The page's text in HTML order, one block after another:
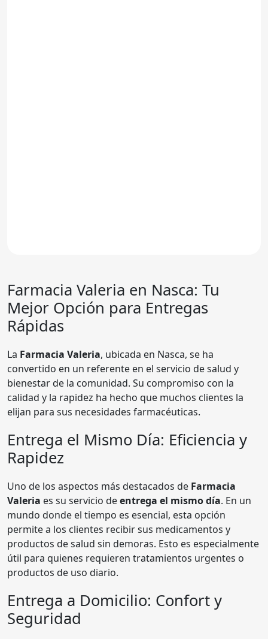
Farmacia Valeria en Nasca: Tu
Mejor Opción para Entregas
Rápidas
La Farmacia Valeria, ubicada en Nasca, se ha
convertido en un referente en el servicio de salud y
bienestar de la comunidad. Su compromiso con la
calidad y la rapidez ha hecho que muchos clientes la
elijan para sus necesidades farmacéuticas.
Entrega el Mismo Día: Eficiencia y
Rapidez
Uno de los aspectos más destacados de Farmacia
Valeria es su servicio deentrega el mismo día. En un
mundo donde el tiempo es esencial, esta opción
permite a los clientes recibir sus medicamentos y
productos de salud sin demoras. Esto es especialmente
útil para quienes requieren tratamientos urgentes o
productos de uso diario.
Entrega a Domicilio: Confort y
Seguridad